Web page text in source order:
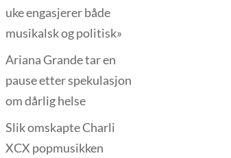
uke engasjerer både
musikalsk og politisk»
Ariana Grande tar en
pause etter spekulasjon
om dårlig helse
Slik omskapte Charli
XCX popmusikken